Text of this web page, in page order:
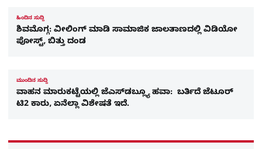
ಹಿಂದಿನ ಸುದ್ದಿ
ಶಿವಮೊಗ್ಗ: ವೀಲಿಂಗ್ ಮಾಡಿ ಸಾಮಾಜಿಕ ಜಾಲತಾಣದಲ್ಲಿ ವಿಡಿಯೋ
ಪೋಸ್ಟ್, ಬಿತ್ತು ದಂಡ
ಮುಂದಿನ ಸುದ್ದಿ
ವಾಹನ ಮಾರುಕಟ್ಟೆಯಲ್ಲಿ ಜೆಎಸ್‌ಡಬ್ಲ್ಯೂ ಹವಾ: ಬರ್ತಿದೆ ಜೆಟೂರ್
ಟಿ2 ಕಾರು, ಏನೆಲ್ಲಾ ವಿಶೇಷತೆ ಇದೆ.